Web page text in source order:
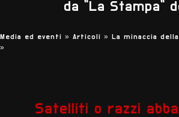
da "La Stampa"
Media ed eventi » Articoli » La minaccia
»
Satelliti o razzi